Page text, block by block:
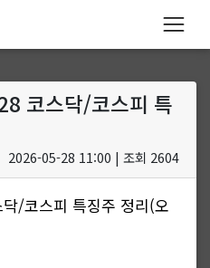
코스닥/코스피 특
2026-05-28 11:00 | 조회 2604
/코스피 특징주 정리(오